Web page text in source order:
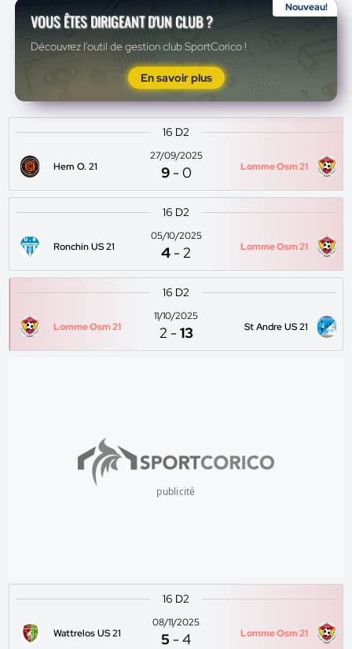
Nouveau!
VOUS ÊTES DIRIGEANT D'UN CLUB ?
Découvrez l'outil de gestion club SportCorico !
En savoir plus
16 D2
Hem O. 21
27/09/2025
9 -0 Lomme Osm 21
16 D2
Ronchin US 21
05/10/2025
4 -2 Lomme Osm 21
16 D2
Lomme Osm 21
11/10/2025
2 -13 St Andre US 21
publicité
16 D2
Wattrelos US 21
08/11/2025
5 -4 Lomme Osm 21